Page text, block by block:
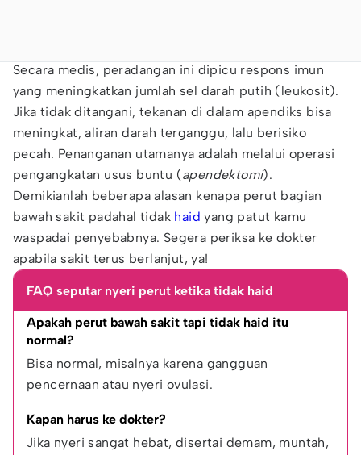
Secara medis, peradangan ini dipicu respons imun
yang meningkatkan jumlah sel darah putih (leukosit).
Jika tidak ditangani, tekanan di dalam apendiks bisa
meningkat, aliran darah terganggu, lalu berisiko
pecah. Penanganan utamanya adalah melalui operasi
pengangkatan usus buntu (apendektomi).
Demikianlah beberapa alasan kenapa perut bagian
bawah sakit padahal tidak haidyang patut kamu
waspadai penyebabnya. Segera periksa ke dokter
apabila sakit terus berlanjut, ya!
FAQ seputar nyeri perut ketika tidak haid
Apakah perut bawah sakit tapi tidak haid itu
normal?
Bisa normal, misalnya karena gangguan
pencernaan atau nyeri ovulasi.
Kapan harus ke dokter?
Jika nyeri sangat hebat, disertai demam, muntah,